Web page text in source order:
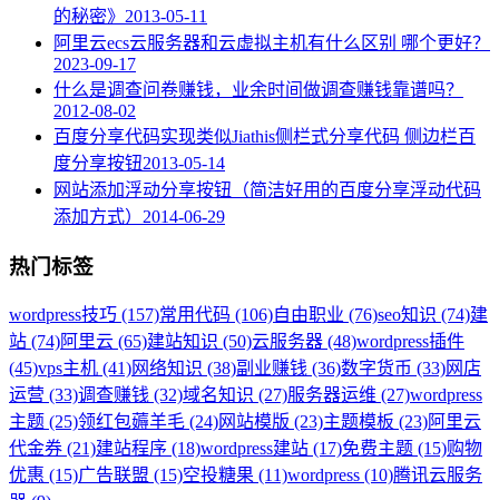
的秘密》 2013-05-11
阿里云ecs云服务器和云虚拟主机有什么区别 哪个更好？
2023-09-17
什么是调查问卷赚钱，业余时间做调查赚钱靠谱吗？
2012-08-02
百度分享代码实现类似Jiathis侧栏式分享代码 侧边栏百
度分享按钮2013-05-14
网站添加浮动分享按钮（简洁好用的百度分享浮动代码
添加方式） 2014-06-29
热门标签
wordpress技巧 (157)常用代码 (106)自由职业 (76)seo知识 (74)建
站 (74)阿里云 (65)建站知识 (50)云服务器 (48)wordpress插件
(45)vps主机 (41)网络知识 (38)副业赚钱 (36)数字货币 (33)网店
运营 (33)调查赚钱 (32)域名知识 (27)服务器运维 (27)wordpress
主题 (25)领红包薅羊毛 (24)网站模版 (23)主题模板 (23)阿里云
代金券 (21)建站程序 (18)wordpress建站 (17)免费主题 (15)购物
优惠 (15)广告联盟 (15)空投糖果 (11)wordpress (10)腾讯云服务